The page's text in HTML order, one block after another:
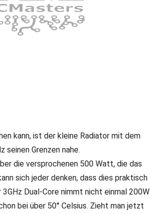
kann, ist der kleine Radiator mit dem
seinen Grenzen nahe.
die versprochenen 500 Watt, die das
sich jeder denken, dass dies praktisch
Dual-Core nimmt nicht einmal 200W
bei über 50° Celsius. Zieht man jetzt